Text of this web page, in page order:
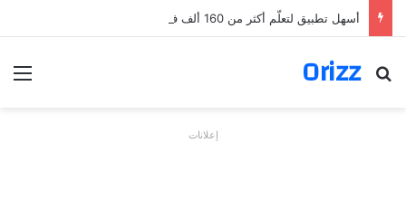
أسهل تطبيق لتعلّم أكثر من 160 ألف فعل بالألمانية
Orizz
بحث عن
إعلانات